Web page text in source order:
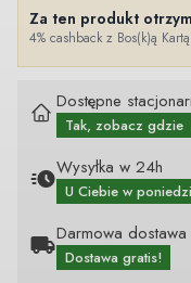
Za ten produkt
4% cashback z Bos(k)ą Kartą
Dostępne
Tak, zobacz gdzie
Wysyłka w 24h
U Ciebie w
Darmowa
Dostawa gratis!